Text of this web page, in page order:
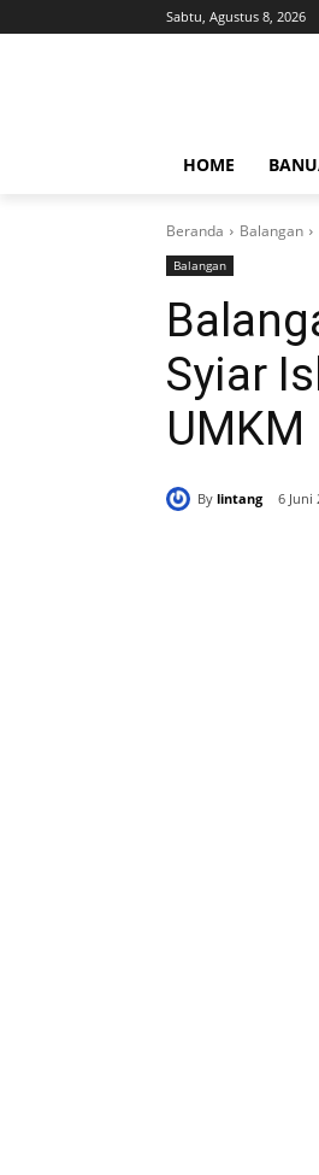
Sabtu, Agustus 8, 2026
HOME
Beranda Balangan
Balangan
Syiar
UMKM
By lintang 6 Juni